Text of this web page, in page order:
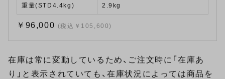
重量(STD4.4kg) 2.9kg
￥96,000 (税込￥105,600)
在庫は常に変動しているため、ご注文時に「在庫あ
り」と表示されていても、在庫状況によっては商品を